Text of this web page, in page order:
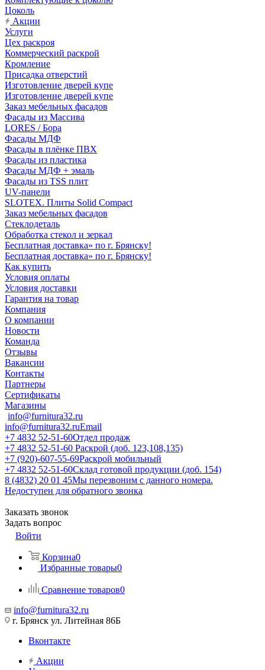
Цоколь
Акции
Услуги
Цех раскроя
Коммерческий раскрой
Кромление
Присадка отверстий
Изготовление дверей купе
Изготовление дверей купе
Заказ мебельных фасадов
Фасады из Массива
LORES / Бора
Фасады МДФ
Фасады в плёнке ПВХ
Фасады из пластика
Фасады МДФ + эмаль
Фасады из TSS плит
UV-панели
SLOTEX. Плиты Solid Compact
Заказ мебельных фасадов
Стеклодеталь
Обработка стекол и зеркал
Бесплатная доставка» по г. Брянску!
Бесплатная доставка» по г. Брянску!
Как купить
Условия оплаты
Условия доставки
Гарантия на товар
Компания
О компании
Новости
Команда
Отзывы
Вакансии
Контакты
Партнеры
Сертификаты
Магазины
info@furnitura32.ru
info@furnitura32.ruEmail
+7 4832 52-51-60Отдел продаж
+7 4832 52-51-60 Раскрой (доб. 123,108,135)
+7 (920)-607-55-69Раскрой мобильный
+7 4832 52-51-60Склад готовой продукции (доб. 154)
8 (4832) 20 01 45Мы перезвоним с данного номера.
Недоступен для обратного звонка
Заказать звонок
Задать вопрос
Войти
Корзина0
Избранные товары0
Сравнение товаров0
info@furnitura32.ru
г. Брянск ул. Литейная 86Б
Вконтакте
Акции